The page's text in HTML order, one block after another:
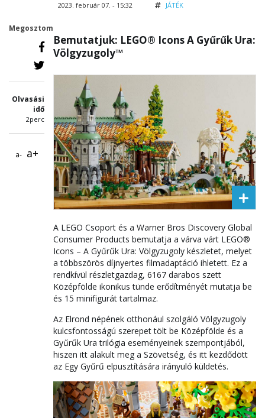
Megosztom
Olvasási
idő
2perc
a- a+
2023. február 07. - 15:32 JÁTÉK
Bemutatjuk: LEGO® Icons A Gyűrűk Ura:
Völgyzugoly™
A LEGO Csoport és a Warner Bros Discovery Global
Consumer Products bemutatja a várva várt LEGO®
Icons – A Gyűrűk Ura: Völgyzugoly készletet, melyet
a többszörös díjnyertes filmadaptáció ihletett. Ez a
rendkívül részletgazdag, 6167 darabos szett
Középfölde ikonikus tünde erődítményét mutatja be
és 15 minifigurát tartalmaz.
Az Elrond népének otthonául szolgáló Völgyzugoly
kulcsfontosságú szerepet tölt be Középfölde és a
Gyűrűk Ura trilógia eseményeinek szempontjából,
hiszen itt alakult meg a Szövetség, és itt kezdődött
az Egy Gyűrű elpusztítására irányuló küldetés.